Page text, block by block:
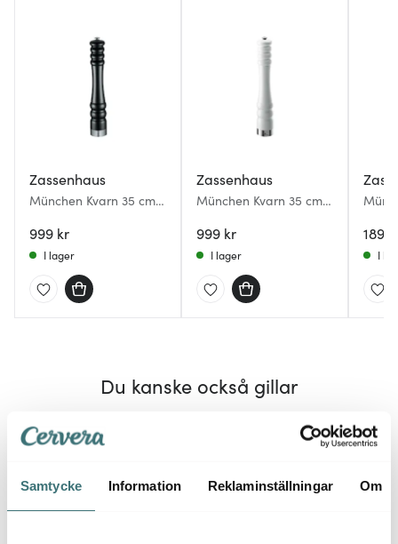
Samtycke Information Reklaminställningar Om
Zassenhaus
München Kvarn 35 cm
999 kr
I lager
Zassenhaus
München Kvarn 35 cm
999 kr
I lager
1899
I
Du kanske också gillar